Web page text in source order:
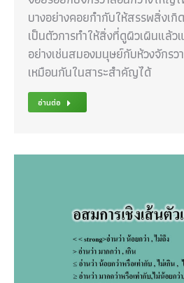
บางอย่างคอยกำกับให้สรรพสิ่งเ
เป็นตัวการทำให้สิ่งที่ดูผิวเผินแล้
อย่างเช่นสมองมนุษย์กับห้วงจักร
เหมือนกันในสาระสำคัญได้
อ่านต่อ